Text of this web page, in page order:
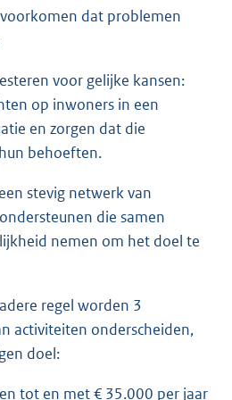
dat problemen
voor gelijke kansen:
op inwoners in een
en zorgen dat die
behoeften.
stevig netwerk van
die samen
nemen om het doel te
regel worden 3
activiteiten onderscheiden,
doel:
tot en met € 35.000 per jaar